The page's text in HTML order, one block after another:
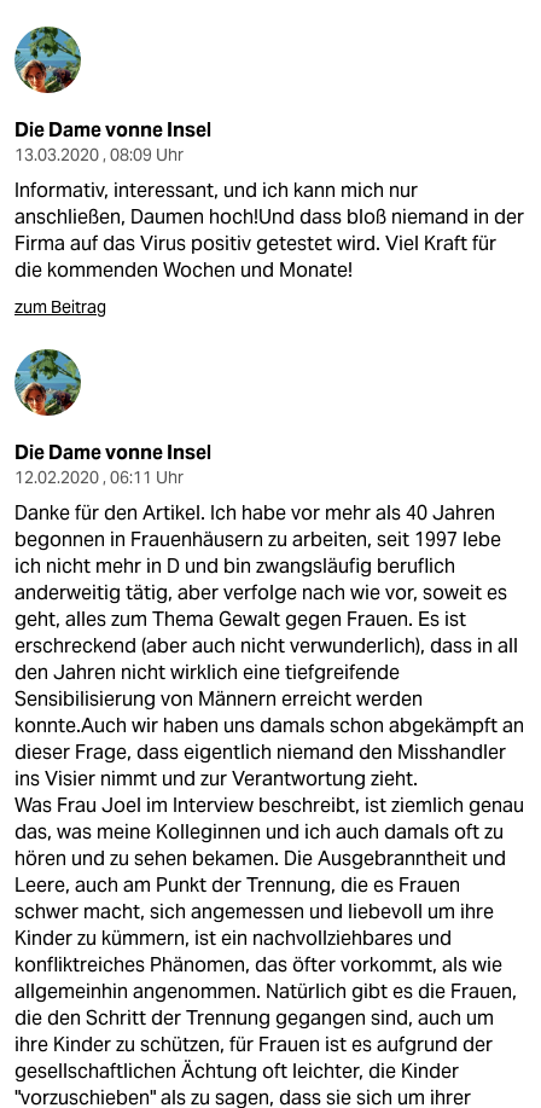
Die Dame vonne Insel
13.03.2020 , 08:09 Uhr
Informativ, interessant, und ich kann mich nur
anschließen, Daumen hoch!Und dass bloß niemand in der
Firma auf das Virus positiv getestet wird. Viel Kraft für
die kommenden Wochen und Monate!
zum Beitrag
Die Dame vonne Insel
12.02.2020 , 06:11 Uhr
Danke für den Artikel. Ich habe vor mehr als 40 Jahren
begonnen in Frauenhäusern zu arbeiten, seit 1997 lebe
ich nicht mehr in D und bin zwangsläufig beruflich
anderweitig tätig, aber verfolge nach wie vor, soweit es
geht, alles zum Thema Gewalt gegen Frauen. Es ist
erschreckend (aber auch nicht verwunderlich), dass in all
den Jahren nicht wirklich eine tiefgreifende
Sensibilisierung von Männern erreicht werden
konnte.Auch wir haben uns damals schon abgekämpft an
dieser Frage, dass eigentlich niemand den Misshandler
ins Visier nimmt und zur Verantwortung zieht.
Was Frau Joel im Interview beschreibt, ist ziemlich genau
das, was meine Kolleginnen und ich auch damals oft zu
hören und zu sehen bekamen. Die Ausgebranntheit und
Leere, auch am Punkt der Trennung, die es Frauen
schwer macht, sich angemessen und liebevoll um ihre
Kinder zu kümmern, ist ein nachvollziehbares und
konfliktreiches Phänomen, das öfter vorkommt, als wie
allgemeinhin angenommen. Natürlich gibt es die Frauen,
die den Schritt der Trennung gegangen sind, auch um
ihre Kinder zu schützen, für Frauen ist es aufgrund der
gesellschaftlichen Ächtung oft leichter, die Kinder
"vorzuschieben" als zu sagen, dass sie sich um ihrer